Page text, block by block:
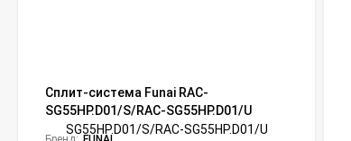
Сплит-система Funai RAC-
SG55HP.D01/S/RAC-SG55HP.D01/U
Shogun